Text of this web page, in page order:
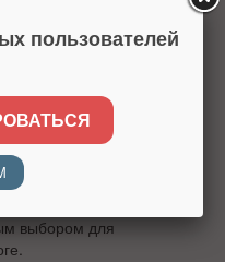
просматривать записи,
сочетает в себе
обзора и удобный
выбором для
пользователей